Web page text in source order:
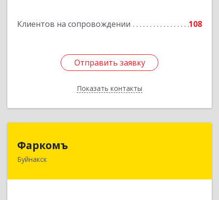
Клиентов на сопровождении 108
Отправить заявку
Показать контакты
Отправить заявку
Назад
Фаркомъ
Буйнакск